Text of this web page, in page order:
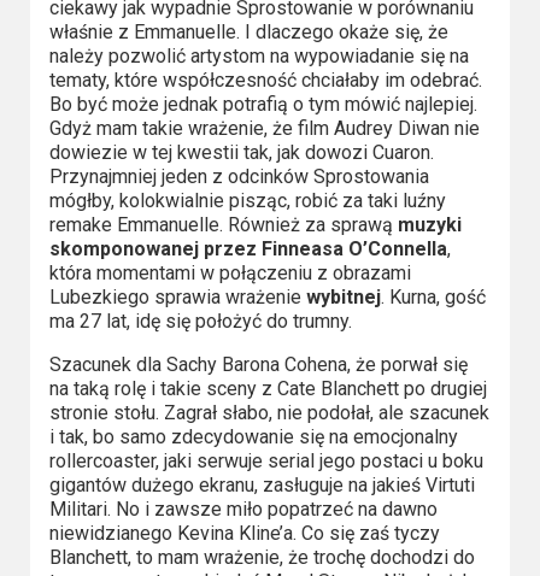
ciekawy jak wypadnie Sprostowanie w porównaniu
właśnie z Emmanuelle. I dlaczego okaże się, że
należy pozwolić artystom na wypowiadanie się na
tematy, które współczesność chciałaby im odebrać.
Bo być może jednak potrafią o tym mówić najlepiej.
Gdyż mam takie wrażenie, że film Audrey Diwan nie
dowiezie w tej kwestii tak, jak dowozi Cuaron.
Przynajmniej jeden z odcinków Sprostowania
mógłby, kolokwialnie pisząc, robić za taki luźny
remake Emmanuelle. Również za sprawą muzyki
skomponowanej przez Finneasa O’Connella,
która momentami w połączeniu z obrazami
Lubezkiego sprawia wrażenie wybitnej. Kurna, gość
ma 27 lat, idę się położyć do trumny.
Szacunek dla Sachy Barona Cohena, że porwał się
na taką rolę i takie sceny z Cate Blanchett po drugiej
stronie stołu. Zagrał słabo, nie podołał, ale szacunek
i tak, bo samo zdecydowanie się na emocjonalny
rollercoaster, jaki serwuje serial jego postaci u boku
gigantów dużego ekranu, zasługuje na jakieś Virtuti
Militari. No i zawsze miło popatrzeć na dawno
niewidzianego Kevina Kline’a. Co się zaś tyczy
Blanchett, to mam wrażenie, że trochę dochodzi do